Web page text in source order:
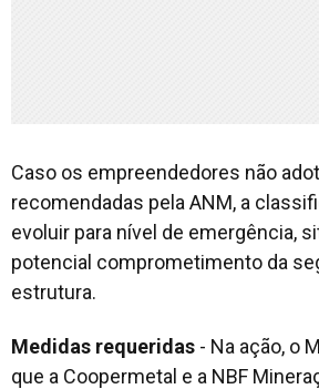
Caso os empreendedores não
recomendadas pela ANM, a
evoluir para nível de emergência,
potencial comprometimento da
estrutura.
Medidas requeridas - Na ação, o
que a Coopermetal e a NBF